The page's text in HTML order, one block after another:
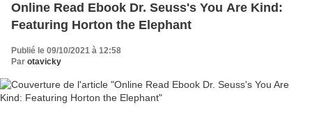
Online Read Ebook Dr. Seuss's You Are Kind:
Featuring Horton the Elephant
Publié le 09/10/2021 à 12:58
Par otavicky